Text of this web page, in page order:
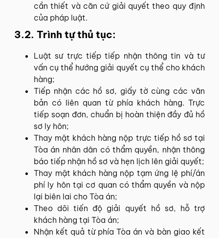
cần thiết và căn cứ giải quyết theo quy định
của pháp luật.
3.2. Trình tự thủ tục:
Luật sư trực tiếp tiếp nhận thông tin và tư
vấn cụ thể hướng giải quyết cụ thể cho khách
hàng;
Tiếp nhận các hồ sơ, giấy tờ cùng các văn
bản có liên quan từ phía khách hàng. Trực
tiếp soạn đơn, chuẩn bị hoàn thiện đầy đủ hồ
sơ ly hôn;
Thay mặt khách hàng nộp trực tiếp hồ sơ tại
Tòa án nhân dân có thẩm quyền, nhận thông
báo tiếp nhận hồ sơ và hẹn lịch lên giải quyết;
Thay mặt khách hàng nộp tạm ứng lệ phí/án
phí ly hôn tại cơ quan có thẩm quyền và nộp
lại biên lai cho Tòa án;
Theo dõi tiến độ giải quyết hồ sơ, hỗ trợ
khách hàng tại Tòa án;
Nhận kết quả từ phía Tòa án và bàn giao kết